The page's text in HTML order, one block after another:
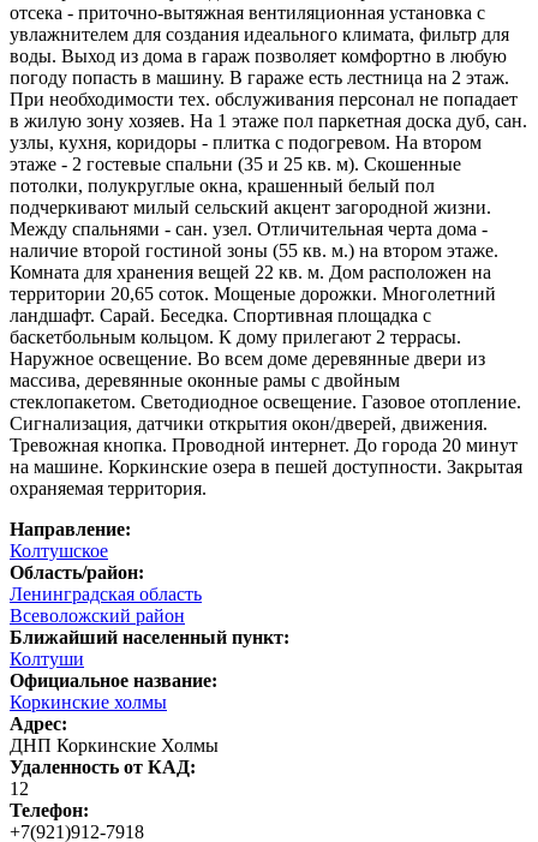
отсека - приточно-вытяжная вентиляционная установка с
увлажнителем для создания идеального климата, фильтр для
воды. Выход из дома в гараж позволяет комфортно в любую
погоду попасть в машину. В гараже есть лестница на 2 этаж.
При необходимости тех. обслуживания персонал не попадает
в жилую зону хозяев. На 1 этаже пол паркетная доска дуб, сан.
узлы, кухня, коридоры - плитка с подогревом. На втором
этаже - 2 гостевые спальни (35 и 25 кв. м). Скошенные
потолки, полукруглые окна, крашенный белый пол
подчеркивают милый сельский акцент загородной жизни.
Между спальнями - сан. узел. Отличительная черта дома -
наличие второй гостиной зоны (55 кв. м.) на втором этаже.
Комната для хранения вещей 22 кв. м. Дом расположен на
территории 20,65 соток. Мощеные дорожки. Многолетний
ландшафт. Сарай. Беседка. Спортивная площадка с
баскетбольным кольцом. К дому прилегают 2 террасы.
Наружное освещение. Во всем доме деревянные двери из
массива, деревянные оконные рамы с двойным
стеклопакетом. Светодиодное освещение. Газовое отопление.
Сигнализация, датчики открытия окон/дверей, движения.
Тревожная кнопка. Проводной интернет. До города 20 минут
на машине. Коркинские озера в пешей доступности. Закрытая
охраняемая территория.
Направление:
Колтушское
Область/район:
Ленинградская область
Всеволожский район
Ближайший населенный пункт:
Колтуши
Официальное название:
Коркинские холмы
Адрес:
ДНП Коркинские Холмы
Удаленность от КАД:
12
Телефон:
+7(921)912-7918